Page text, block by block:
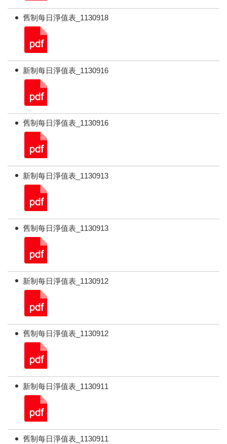
舊制每日淨值表_1130918
新制每日淨值表_1130916
舊制每日淨值表_1130916
新制每日淨值表_1130913
舊制每日淨值表_1130913
新制每日淨值表_1130912
舊制每日淨值表_1130912
新制每日淨值表_1130911
舊制每日淨值表_1130911